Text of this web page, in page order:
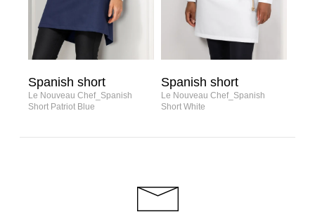
Spanish short
Le Nouveau Chef_Spanish
Short Patriot Blue
Spanish short
Le Nouveau Chef_Spanish
Short White